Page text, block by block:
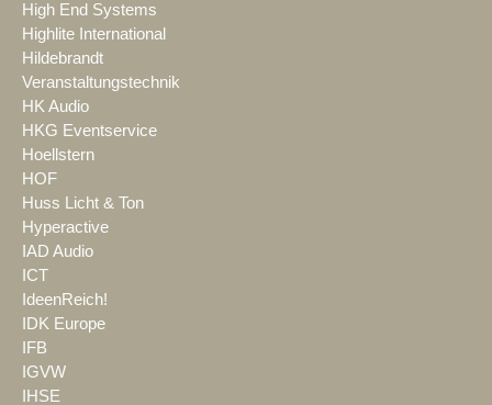
High End Systems
Highlite International
Hildebrandt
Veranstaltungstechnik
HK Audio
HKG Eventservice
Hoellstern
HOF
Huss Licht & Ton
Hyperactive
IAD Audio
ICT
IdeenReich!
IDK Europe
IFB
IGVW
IHSE